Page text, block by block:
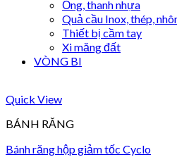
Ống, thanh nhựa
Quả cầu Inox, thép,
Thiết bị cầm tay
Xi măng đất
VÒNG BI
Quick View
BÁNH RĂNG
Bánh răng hộp giảm tốc Cyclo